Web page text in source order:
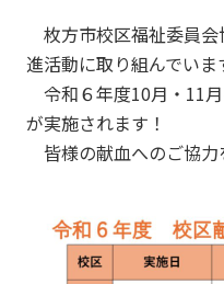
枚方市校区福祉委員
進活動に取り組んでいま
令和６年度10月・11
が実施されます！
皆様の献血へのご協力